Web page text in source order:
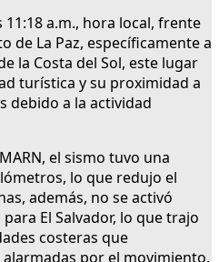
a.m., hora local, frente
de La Paz, específicamente a
la Costa del Sol, este lugar
turística y su proximidad a
debido a la actividad
el sismo tuvo una
lo que redujo el
además, no se activó
El Salvador, lo que trajo
costeras que
por el movimiento.